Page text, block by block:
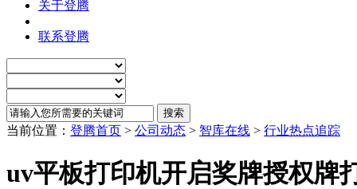
关于登腾
联系登腾
当前位置： 登腾首页 > 公司动态 > 智库在线 > 行业热点追踪
uv平板打印机开启奖牌授权牌